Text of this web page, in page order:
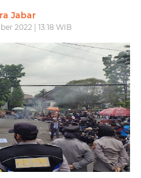
Jabar
2022 | 13:18 WIB